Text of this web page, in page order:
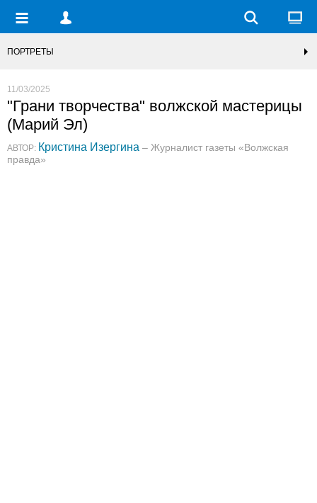
ПОРТРЕТЫ
11/03/2025
"Грани творчества" волжской мастерицы
(Марий Эл)
АВТОР: Кристина Изергина – Журналист газеты «Волжская
правда»